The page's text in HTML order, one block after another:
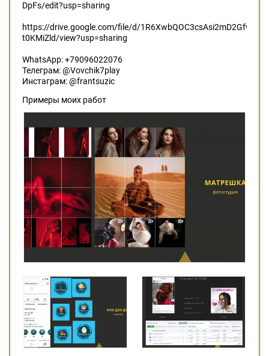
DpFs/edit?usp=sharing
https://drive.google.com/file/d/1R6XwbQOC3csAsi2mD2Gfwp6-
t0KMiZld/view?usp=sharing
WhatsApp: +79096022076
Телеграм: @Vovchik7play
Инстаграм: @frantsuzic
Примеры моих работ